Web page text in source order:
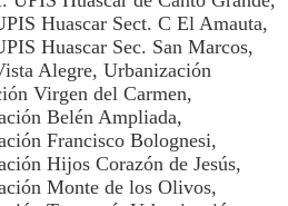
Huascar Sect. C El Amauta,
Huascar Sec. San Marcos,
Alegre, Urbanización
Virgen del Carmen,
Belén Ampliada,
Francisco Bolognesi,
Hijos Corazón de Jesús,
Monte de los Olivos,